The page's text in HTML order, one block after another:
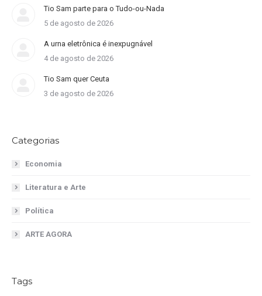
Tio Sam parte para o Tudo-ou-Nada
5 de agosto de 2026
A urna eletrônica é inexpugnável
4 de agosto de 2026
Tio Sam quer Ceuta
3 de agosto de 2026
Categorias
Economia
Literatura e Arte
Política
ARTE AGORA
Tags